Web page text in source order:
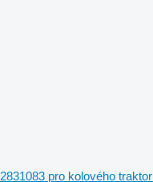
2831083 pro kolového